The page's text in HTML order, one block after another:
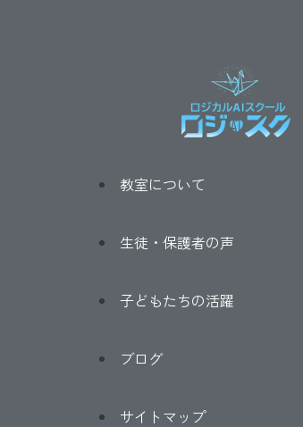
教室について
生徒・保護者の声
子どもたちの活躍
ブログ
サイトマップ